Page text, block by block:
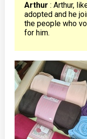
Arthur : Arthur,
adopted and he
the people who
for him.